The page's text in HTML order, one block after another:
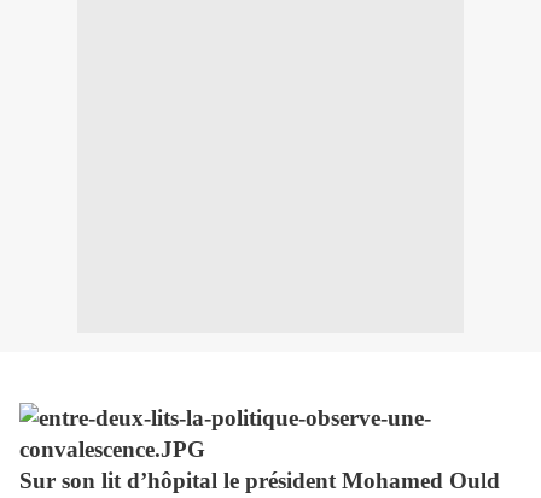
Sur son lit d’hôpital le président Mohamed Ould